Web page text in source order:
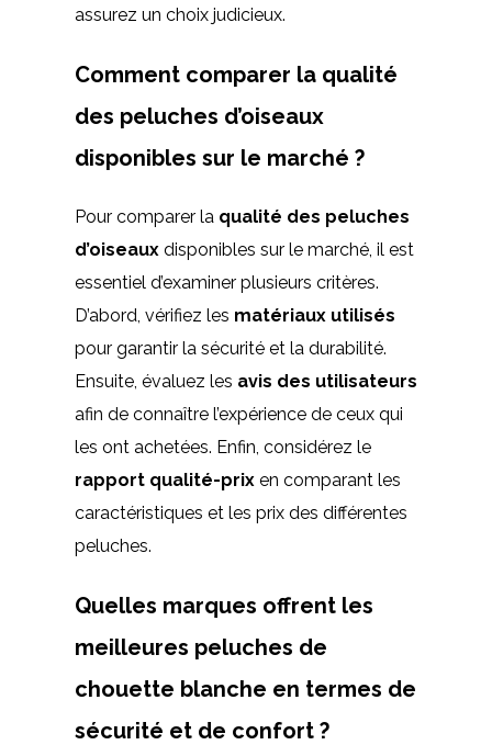
assurez un choix judicieux.
Comment comparer la qualité
des peluches d’oiseaux
disponibles sur le marché ?
Pour comparer la qualité des peluches
d’oiseaux disponibles sur le marché, il est
essentiel d’examiner plusieurs critères.
D’abord, vérifiez les matériaux utilisés
pour garantir la sécurité et la durabilité.
Ensuite, évaluez les avis des utilisateurs
afin de connaître l’expérience de ceux qui
les ont achetées. Enfin, considérez le
rapport qualité-prix en comparant les
caractéristiques et les prix des différentes
peluches.
Quelles marques offrent les
meilleures peluches de
chouette blanche en termes de
sécurité et de confort ?